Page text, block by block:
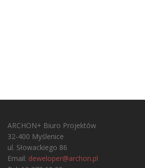
ARCHON+ Biuro Projektów
32-400 Myślenice
ul. Słowackiego 86
Email: deweloper@archon.pl